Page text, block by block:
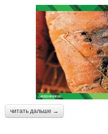
читать дальше →